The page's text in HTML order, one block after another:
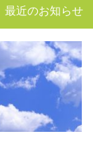
最近のお知らせ